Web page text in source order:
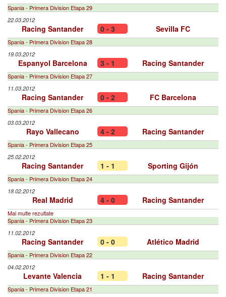
Spania - Primera Division Etapa 29
22.03.2012
Racing Santander 0 - 3 Sevilla FC
Spania - Primera Division Etapa 28
19.03.2012
Espanyol Barcelona 3 - 1 Racing Santander
Spania - Primera Division Etapa 27
11.03.2012
Racing Santander 0 - 2 FC Barcelona
Spania - Primera Division Etapa 26
03.03.2012
Rayo Vallecano 4 - 2 Racing Santander
Spania - Primera Division Etapa 25
25.02.2012
Racing Santander 1 - 1 Sporting Gijón
Spania - Primera Division Etapa 24
18.02.2012
Real Madrid 4 - 0 Racing Santander
Mai multe rezultate
Spania - Primera Division Etapa 23
11.02.2012
Racing Santander 0 - 0 Atlético Madrid
Spania - Primera Division Etapa 22
04.02.2012
Levante Valencia 1 - 1 Racing Santander
Spania - Primera Division Etapa 21